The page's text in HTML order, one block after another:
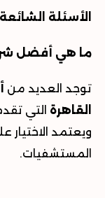
الأسئلة
ما هي أفضل
توجد العديد من
القاهرة التي
ويعتمد
المستشفيات.